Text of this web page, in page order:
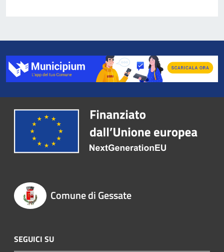
Comune di Gessate
SEGUICI SU